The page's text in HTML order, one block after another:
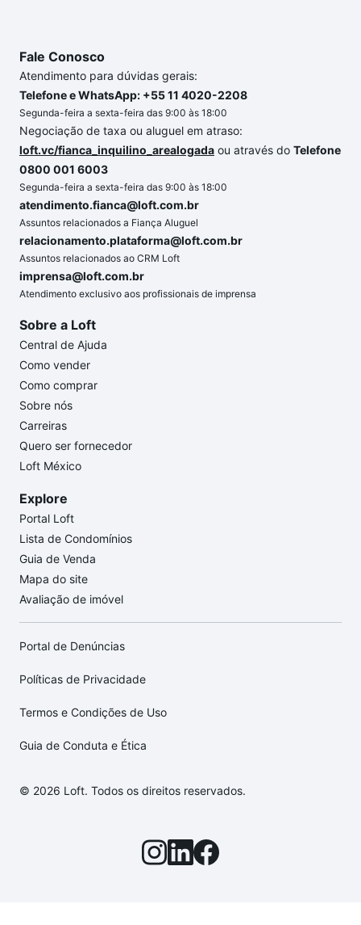
Fale Conosco
Atendimento para dúvidas gerais:
Telefone e WhatsApp: +55 11 4020-2208
Segunda-feira a sexta-feira das 9:00 às 18:00
Negociação de taxa ou aluguel em atraso:
loft.vc/fianca_inquilino_arealogada ou através do Telefone
0800 001 6003
Segunda-feira a sexta-feira das 9:00 às 18:00
atendimento.fianca@loft.com.br
Assuntos relacionados a Fiança Aluguel
relacionamento.plataforma@loft.com.br
Assuntos relacionados ao CRM Loft
imprensa@loft.com.br
Atendimento exclusivo aos profissionais de imprensa
Sobre a Loft
Central de Ajuda
Como vender
Como comprar
Sobre nós
Carreiras
Quero ser fornecedor
Loft México
Explore
Portal Loft
Lista de Condomínios
Guia de Venda
Mapa do site
Avaliação de imóvel
Portal de Denúncias
Políticas de Privacidade
Termos e Condições de Uso
Guia de Conduta e Ética
© 2026 Loft. Todos os direitos reservados.